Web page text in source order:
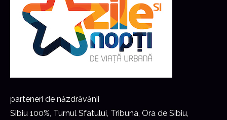
parteneri de năzdrăvănii
Sibiu 100%, Turnul Sfatului, Tribuna, Ora de Sibiu,